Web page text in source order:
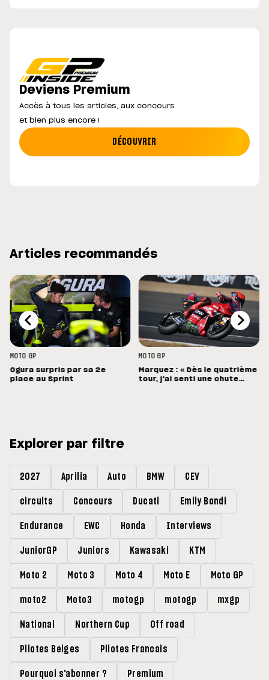
Deviens Premium
Accès à tous les articles, aux concours
et bien plus encore !
DÉCOUVRIR
Articles recommandés
MOTO GP
Ogura surpris par sa 2e
place au Sprint
MOTO GP
Marquez : « Dès le quatrième
tour, j'ai senti une chute
Explorer par filtre
2027 Aprilia Auto BMW CEV
circuits Concours Ducati Emily Bondi
Endurance EWC Honda Interviews
JuniorGP Juniors Kawasaki KTM
Moto 2 Moto 3 Moto 4 Moto E Moto GP
moto2 Moto3 motogp motogp mxgp
National Northern Cup Off road
Pilotes Belges Pilotes Francais
Pourquoi s'abonner ? Premium